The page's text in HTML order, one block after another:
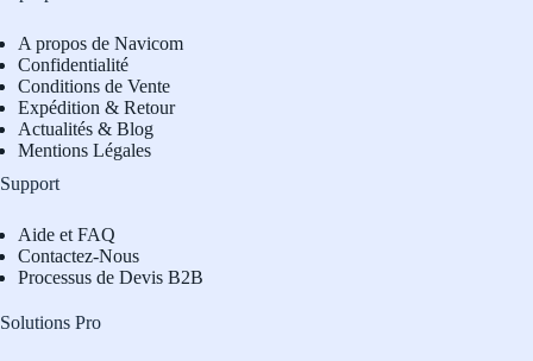
A propos de Navicom
Confidentialité
Conditions de Vente
Expédition & Retour
Actualités & Blog
Mentions Légales
Support
Aide et FAQ
Contactez-Nous
Processus de Devis B2B
Solutions Pro